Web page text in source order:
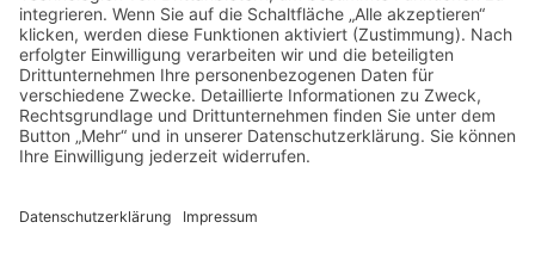
Telefon: 02234 802701
Fax: 02234 986145
Abholung und Verkauf
im Lagerausschließlich
nach Termin­vereinbarung.